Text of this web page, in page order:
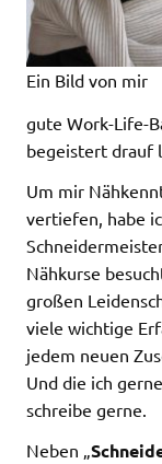
Ein Bild von mir
gute Work-Life-
begeistert drauf
Um mir
vertiefen, habe
Nähkurse
großen
viele wichtige
jedem neuen
Und die ich
schreibe gerne.
Neben „